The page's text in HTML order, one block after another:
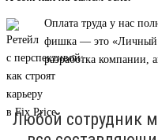
Оплата труда у нас
фишка — это «Личный
разработка компании,
Любой сотрудник